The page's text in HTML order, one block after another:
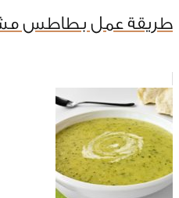
طريقة عمل بطاطس